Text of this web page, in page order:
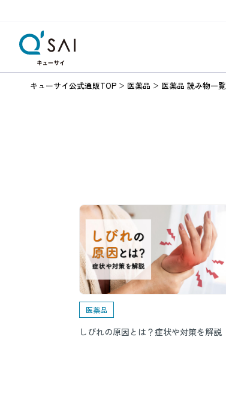
キューサイ公式通販TOP 医薬品 医薬品 読み物一覧
医薬品
しびれの原因とは？症状や対策を解説